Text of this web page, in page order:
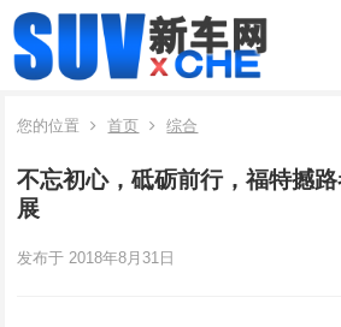
您的位置 首页 综合
不忘初心，砥砺前行，福特撼
展
发布于 2018年8月31日